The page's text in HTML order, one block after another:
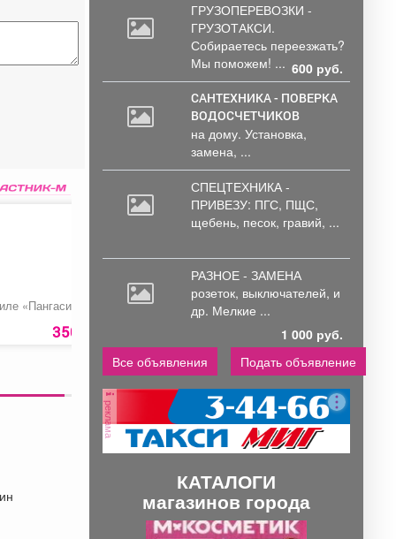
«Пангасиуса»
350 руб.
Печень свиная
ГРУЗОПЕРЕВОЗКИ -
ГРУЗОТАКСИ.
Собираетесь переезжать?
Мы поможем! ... 600 руб.
САНТЕХНИКА - ПОВЕРКА
ВОДОСЧЕТЧИКОВ
на дому. Установка,
замена, ...
СПЕЦТЕХНИКА -
ПРИВЕЗУ: ПГС, ПЩС,
щебень, песок, гравий, ...
РАЗНОЕ - ЗАМЕНА
розеток, выключателей, и
др. Мелкие ...
1 000 руб.
Все объявления
Подать объявление
реклама
КАТАЛОГИ
магазинов города